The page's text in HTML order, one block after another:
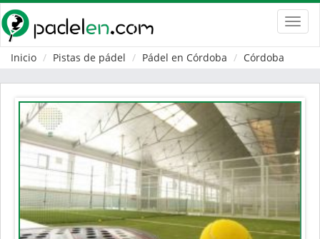
Inicio
Pistas de pádel Pádel en Córdoba Córdoba